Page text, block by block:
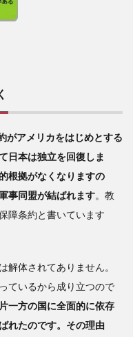
がアメリカをはじめとする
日本は独立を回復しま
根拠がなくなりますの
事同盟が結ばれます。教
障条約と書いています
解体されてありません。
ているから成り立つので
一方の国に全面的に依存
れたのです。その理由